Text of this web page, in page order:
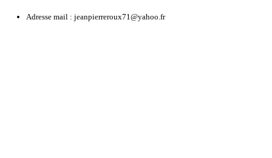
Adresse mail : jeanpierreroux71@yahoo.fr